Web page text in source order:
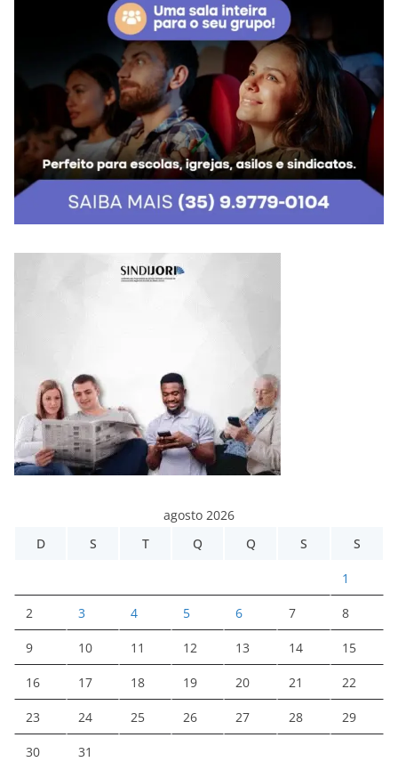
agosto 2026
D
S T Q Q S S
1
2 3 4 5 6 7 8
9 10 11 12 13 14 15
16 17 18 19 20 21 22
23 24 25 26 27 28 29
30 31